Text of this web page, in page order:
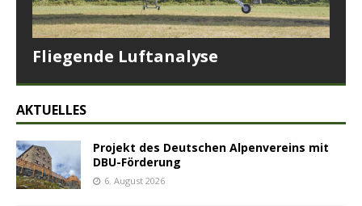
Fliegende Luftanalyse
AKTUELLES
Projekt des Deutschen Alpenvereins mit
DBU-Förderung
6. August 2026